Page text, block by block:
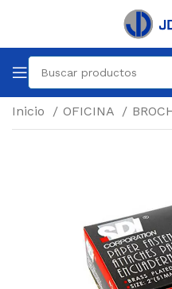
Inicio OFICINA